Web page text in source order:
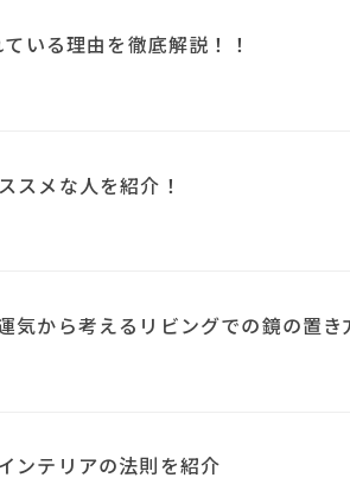
いる理由を徹底解説！！
スメな人を紹介！
気から考えるリビングでの鏡の置き
ンテリアの法則を紹介